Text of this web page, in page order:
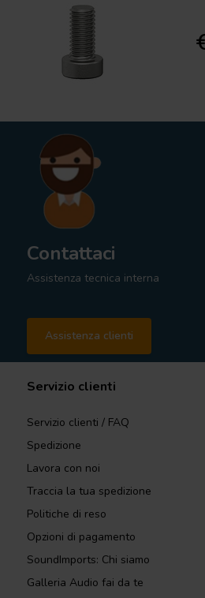
Contattaci
Assistenza tecnica interna
Assistenza clienti
Servizio clienti
Servizio clienti / FAQ
Spedizione
Lavora con noi
Traccia la tua spedizione
Politiche di reso
Opzioni di pagamento
SoundImports: Chi siamo
Galleria Audio fai da te